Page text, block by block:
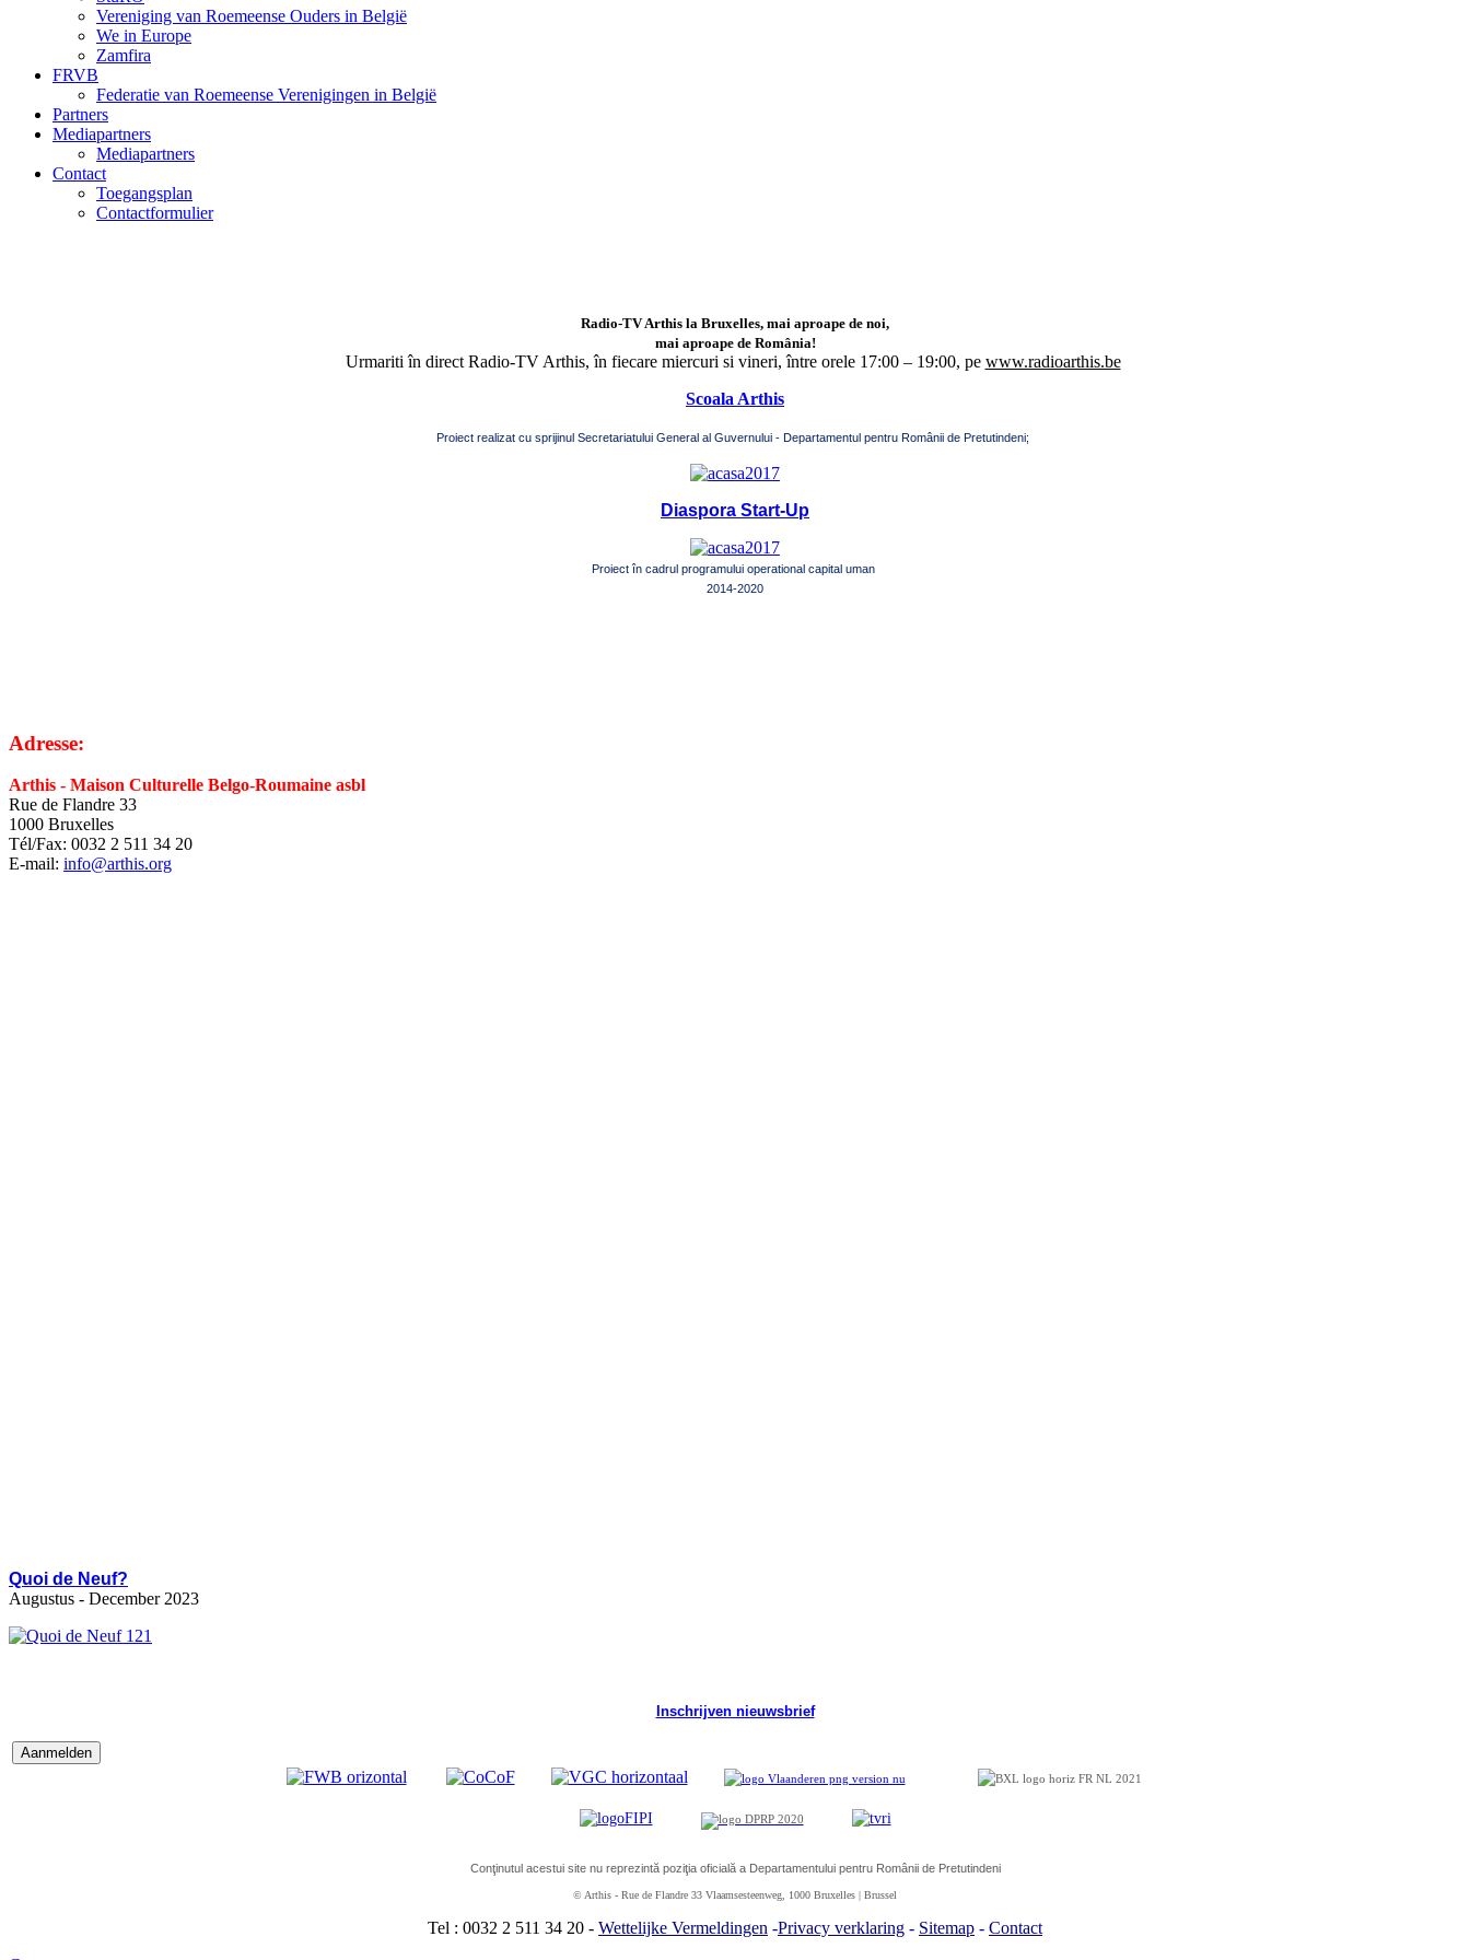
Vereniging van Roemeense Ouders in België
We in Europe
Zamfira
FRVB
Federatie van Roemeense Verenigingen in België
Partners
Mediapartners
Mediapartners
Contact
Toegangsplan
Contactformulier
Radio-TV Arthis la Bruxelles, mai aproape de noi,
mai aproape de România!
Urmariti în direct Radio-TV Arthis, în fiecare miercuri si vineri, între orele 17:00 – 19:00, pe www.radioarthis.be
Scoala Arthis
Proiect realizat cu sprijinul Secretariatului General al Guvernului - Departamentul pentru Românii de Pretutindeni;
Diaspora Start-Up
Proiect în cadrul programului operational capital uman
2014-2020
Adresse:
Arthis - Maison Culturelle Belgo-Roumaine asbl
Rue de Flandre 33
1000 Bruxelles
Tél/Fax: 0032 2 511 34 20
E-mail: info@arthis.org
Quoi de Neuf?
Augustus - December 2023
Inschrijven nieuwsbrief
Conţinutul acestui site nu reprezintă poziţia oficială a Departamentului pentru Românii de Pretutindeni
© Arthis - Rue de Flandre 33 Vlaamsesteenweg, 1000 Bruxelles | Brussel
Tel : 0032 2 511 34 20 - Wettelijke Vermeldingen -Privacy verklaring - Sitemap - Contact